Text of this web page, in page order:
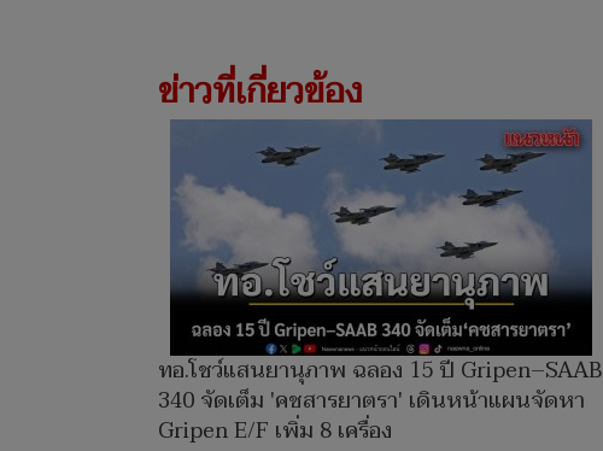
ข่าวที่เกี่ยวข้อง
ทอ.โชว์แสนยานุภาพ ฉลอง 15 ปี Gripen–SAAB
340 จัดเต็ม 'คชสารยาตรา' เดินหน้าแผนจัดหา
Gripen E/F เพิ่ม 8 เครื่อง